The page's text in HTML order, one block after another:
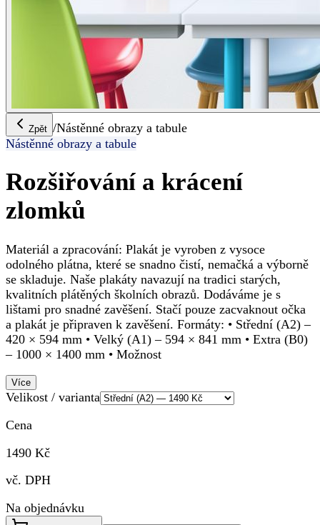
Zpět /Nástěnné obrazy a tabule
Nástěnné obrazy a tabule
Rozšiřování a krácení
zlomků
Materiál a zpracování: Plakát je vyroben z vysoce
odolného plátna, které se snadno čistí, nemačká a výborně
se skladuje. Naše plakáty navazují na tradici starých,
kvalitních plátěných školních obrazů. Dodáváme je s
lištami pro snadné zavěšení. Stačí pouze zacvaknout očka
a plakát je připraven k zavěšení. Formáty: • Střední (A2) –
420 × 594 mm • Velký (A1) – 594 × 841 mm • Extra (B0)
– 1000 × 1400 mm • Možnost
Více
Velikost / varianta
Cena
1490 Kč
vč. DPH
Na objednávku